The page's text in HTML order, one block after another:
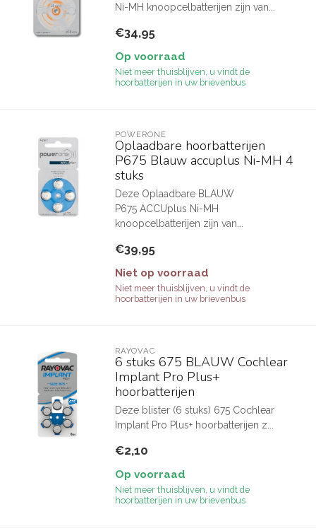
Ni-MH knoopcelbatterijen zijn van...
€34,95
Op voorraad
Niet meer thuisblijven, u vindt de
hoorbatterijen in uw brievenbus
POWERONE
Oplaadbare hoorbatterijen
P675 Blauw accuplus Ni-MH 4
stuks
Deze Oplaadbare BLAUW
P675 ACCUplus Ni-MH
knoopcelbatterijen zijn van...
€39,95
Niet op voorraad
Niet meer thuisblijven, u vindt de
hoorbatterijen in uw brievenbus
RAYOVAC
6 stuks 675 BLAUW Cochlear
Implant Pro Plus+
hoorbatterijen
Deze blister (6 stuks) 675 Cochlear
Implant Pro Plus+ hoorbatterijen z...
€2,10
Op voorraad
Niet meer thuisblijven, u vindt de
hoorbatterijen in uw brievenbus